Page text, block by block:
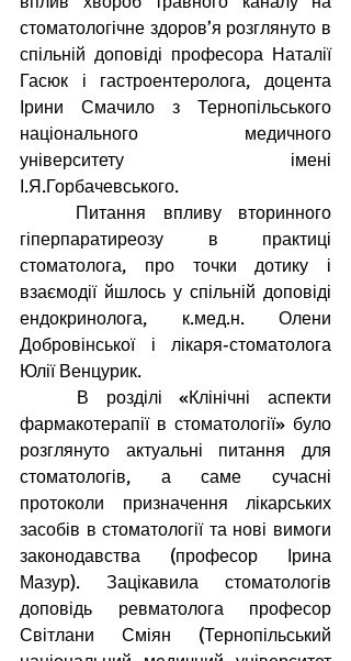
стоматологічне здоров’я розглянуто в
спільній доповіді професора Наталії
Гасюк і гастроентеролога, доцента
Ірини Смачило з Тернопільського
національного медичного
університету імені
І.Я.Горбачевського.
Питання впливу вторинного
гіперпаратиреозу в практиці
стоматолога, про точки дотику і
взаємодії йшлось у спільній доповіді
ендокринолога, к.мед.н. Олени
Добровінської і лікаря-стоматолога
Юлії Венцурик.
В розділі «Клінічні аспекти
фармакотерапії в стоматології» було
розглянуто актуальні питання для
стоматологів, а саме сучасні
протоколи призначення лікарських
засобів в стоматології та нові вимоги
законодавства (професор Ірина
Мазур). Зацікавила стоматологів
доповідь ревматолога професор
Світлани Сміян (Тернопільський